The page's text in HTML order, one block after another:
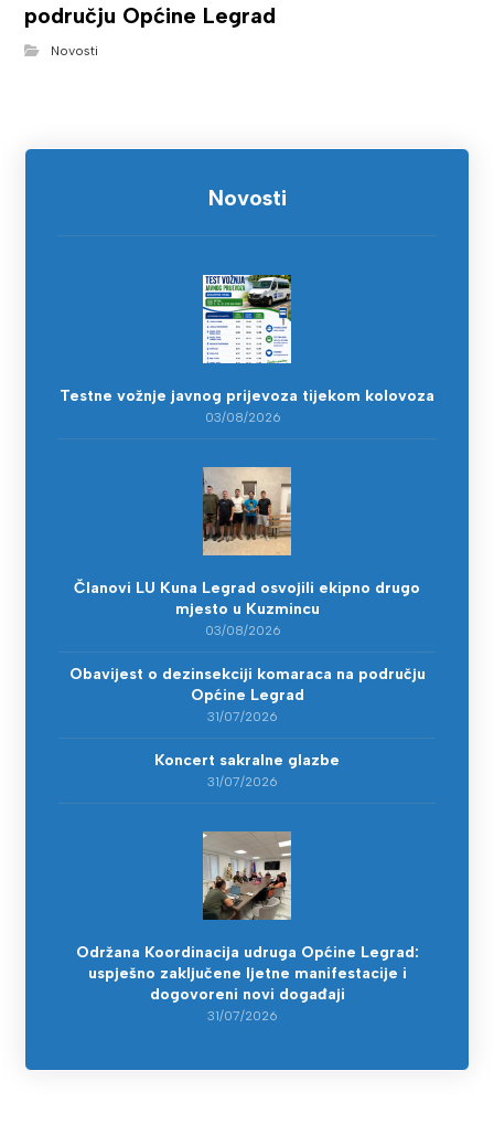
području Općine Legrad
Novosti
Novosti
Testne vožnje javnog prijevoza tijekom kolovoza
03/08/2026
Članovi LU Kuna Legrad osvojili ekipno drugo
mjesto u Kuzmincu
03/08/2026
Obavijest o dezinsekciji komaraca na području
Općine Legrad
31/07/2026
Koncert sakralne glazbe
31/07/2026
Održana Koordinacija udruga Općine Legrad:
uspješno zaključene ljetne manifestacije i
dogovoreni novi događaji
31/07/2026